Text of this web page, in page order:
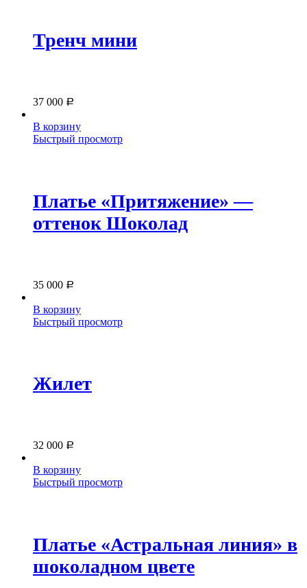
Тренч мини
37 000 Р
В корзину
Быстрый просмотр
Платье «Притяжение» —
оттенок Шоколад
35 000 Р
В корзину
Быстрый просмотр
Жилет
32 000 Р
В корзину
Быстрый просмотр
Платье «Астральная линия» в
шоколадном цвете